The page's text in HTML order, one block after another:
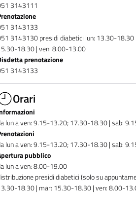
3143111
3143133
3143130 presidi diabetici lun: 13.30-18.30
18.30 | ven: 8.00-13.00
prenotazione
3143133
Orari
lun a ven: 9.15-13.20; 17.30-18.30 | sab:
lun a ven: 9.15-13.20; 17.30-18.30 | sab:
pubblico
lun a ven: 8.00-19.00
presidi diabetici (solo su
18.30 | mar: 15.30-18.30 | ven: 8.00-